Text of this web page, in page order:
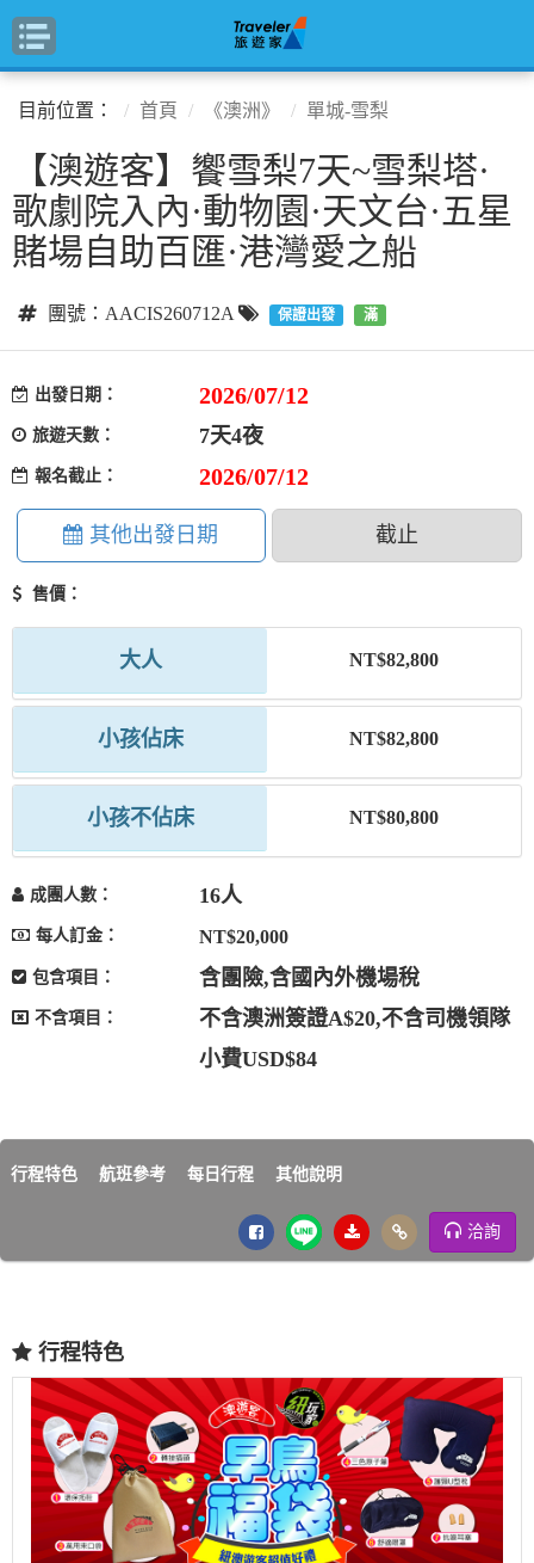
目前位置： 首頁 《澳洲》 單城-雪梨
【澳遊客】饗雪梨7天~雪梨塔·
歌劇院入內·動物園·天文台·五星
賭場自助百匯·港灣愛之船
團號：AACIS260712A 保證出發 滿
出發日期： 2026/07/12
旅遊天數： 7天4夜
報名截止： 2026/07/12
其他出發日期 截止
售價：
大人 NT$82,800
小孩佔床 NT$82,800
小孩不佔床 NT$80,800
成團人數： 16人
每人訂金： NT$20,000
包含項目： 含團險,含國內外機場稅
不含項目：
不含澳洲簽證A$20,不含司機領隊
小費USD$84
行程特色 航班參考 每日行程 其他說明
洽詢
行程特色